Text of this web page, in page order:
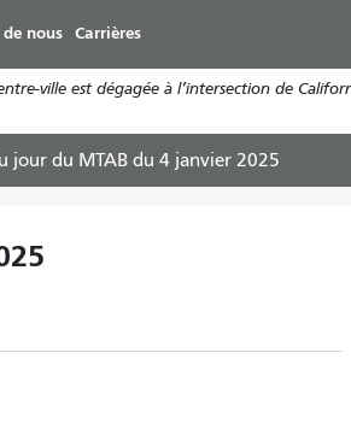
au
contenu
principal
nous Carrières
ville est dégagée à l’intersection de
jour du MTAB du 4 janvier 2025